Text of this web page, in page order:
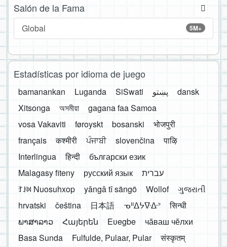
Salón de la Fama
5M+
Global
Estadísticas por idioma de juego
bamanankan Luganda SiSwati پښتو
dansk
Xitsonga
অসমীয়া
gagana faa Samoa
vosa Vakaviti
føroyskt bosanski
भोजपुरी
français
कश्मीरी ਪੰਜਾਬੀ slovenčina
पाऴि
Interlingua
हिन्दी
български език
Malagasy fiteny
русский язык
עברית
ꆈꌠ꒿ Nuosuhxop
yângâ tî sängö Wollof
ગુજરાતી
hrvatski
čeština 日本語 ᓀᐦᐃᔭᐍᐏᐣ
सिन्धी
ພາສາລາວ
Հայերեն Eʋegbe
чӑваш чӗлхи
Basa Sunda
Fulfulde, Pulaar, Pular
संस्कृतम्